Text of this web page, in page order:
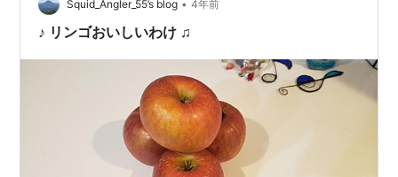
Squid_Angler_55’s blog • 4年前
♪ リンゴおいしいわけ ♫